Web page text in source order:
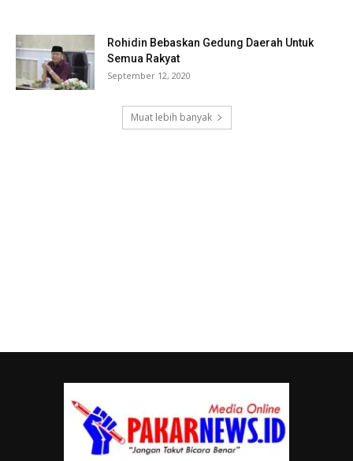
Rohidin Bebaskan Gedung Daerah Untuk
Semua Rakyat
September 12, 2020
Muat lebih banyak